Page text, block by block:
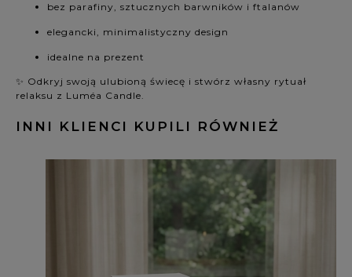
bez parafiny, sztucznych barwników i ftalanów
elegancki, minimalistyczny design
idealne na prezent
✨ Odkryj swoją ulubioną świecę i stwórz własny rytuał
relaksu z Luméa Candle.
INNI KLIENCI KUPILI RÓWNIEŻ